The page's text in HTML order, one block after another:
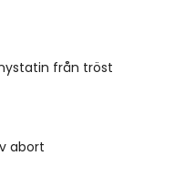
från tröst
abort